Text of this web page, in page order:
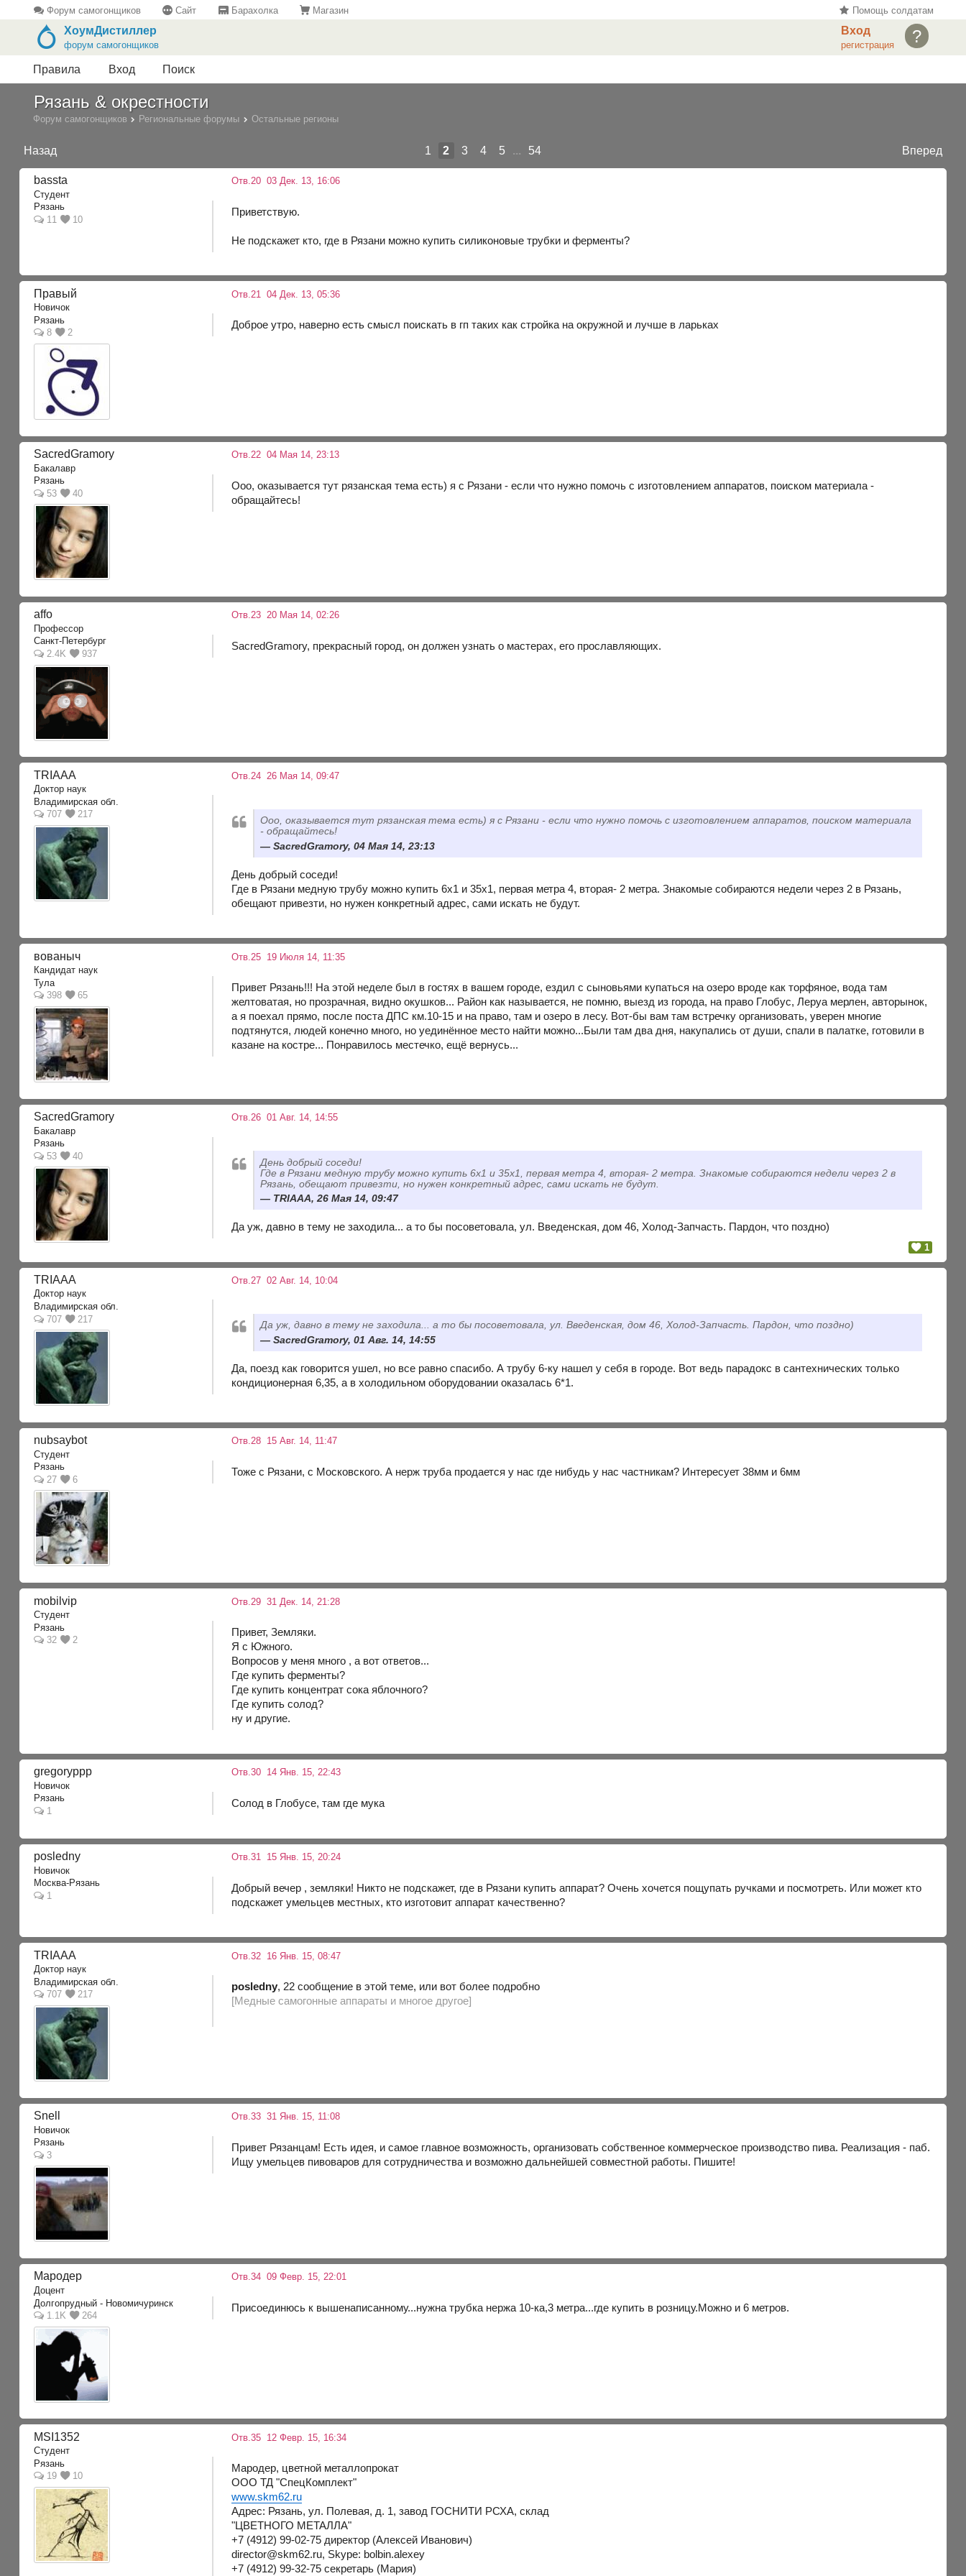
Форум самогонщиков Сайт Барахолка Магазин Помощь солдатам
?
Вход
регистрация
ХоумДистиллер
форум самогонщиков
Правила Вход Поиск
Рязань & окрестности
Форум самогонщиков Региональные форумы Остальные регионы
Назад Вперед
1 2 3 4 5 ... 54
bassta
Студент
Рязань
11
10
Отв.20 03 Дек. 13, 16:06
Приветствую.
Не подскажет кто, где в Рязани можно купить силиконовые трубки и ферменты?
Правый
Новичок
Рязань
8
2
Отв.21 04 Дек. 13, 05:36
Доброе утро, наверно есть смысл поискать в гп таких как стройка на окружной и лучше в ларьках
SacredGramory
Бакалавр
Рязань
53
40
Отв.22 04 Мая 14, 23:13
Ооо, оказывается тут рязанская тема есть) я с Рязани - если что нужно помочь с изготовлением аппаратов, поиском материала -
обращайтесь!
affo
Профессор
Санкт-Петербург
2.4K
937
Отв.23 20 Мая 14, 02:26
SacredGramory, прекрасный город, он должен узнать о мастерах, его прославляющих.
TRIAAA
Доктор наук
Владимирская обл.
707
217
Отв.24 26 Мая 14, 09:47
Ооо, оказывается тут рязанская тема есть) я с Рязани - если что нужно помочь с изготовлением аппаратов, поиском материала
- обращайтесь!
SacredGramory, 04 Мая 14, 23:13
День добрый соседи!
Где в Рязани медную трубу можно купить 6х1 и 35х1, первая метра 4, вторая- 2 метра. Знакомые собираются недели через 2 в Рязань,
обещают привезти, но нужен конкретный адрес, сами искать не будут.
вованыч
Кандидат наук
Тула
398
65
Отв.25 19 Июля 14, 11:35
Привет Рязань!!! На этой неделе был в гостях в вашем городе, ездил с сыновьями купаться на озеро вроде как торфяное, вода там
желтоватая, но прозрачная, видно окушков... Район как называется, не помню, выезд из города, на право Глобус, Леруа мерлен, авторынок,
а я поехал прямо, после поста ДПС км.10-15 и на право, там и озеро в лесу. Вот-бы вам там встречку организовать, уверен многие
подтянутся, людей конечно много, но уединённое место найти можно...Были там два дня, накупались от души, спали в палатке, готовили в
казане на костре... Понравилось местечко, ещё вернусь...
SacredGramory
Бакалавр
Рязань
53
40
Отв.26 01 Авг. 14, 14:55
День добрый соседи!
Где в Рязани медную трубу можно купить 6х1 и 35х1, первая метра 4, вторая- 2 метра. Знакомые собираются недели через 2 в
Рязань, обещают привезти, но нужен конкретный адрес, сами искать не будут.
TRIAAA, 26 Мая 14, 09:47
Да уж, давно в тему не заходила... а то бы посоветовала, ул. Введенская, дом 46, Холод-Запчасть. Пардон, что поздно)
1
TRIAAA
Доктор наук
Владимирская обл.
707
217
Отв.27 02 Авг. 14, 10:04
Да уж, давно в тему не заходила... а то бы посоветовала, ул. Введенская, дом 46, Холод-Запчасть. Пардон, что поздно)
SacredGramory, 01 Авг. 14, 14:55
Да, поезд как говорится ушел, но все равно спасибо. А трубу 6-ку нашел у себя в городе. Вот ведь парадокс в сантехнических только
кондиционерная 6,35, а в холодильном оборудовании оказалась 6*1.
nubsaybot
Студент
Рязань
27
6
Отв.28 15 Авг. 14, 11:47
Тоже с Рязани, с Московского. А нерж труба продается у нас где нибудь у нас частникам? Интересует 38мм и 6мм
mobilvip
Студент
Рязань
32
2
Отв.29 31 Дек. 14, 21:28
Привет, Земляки.
Я с Южного.
Вопросов у меня много , а вот ответов...
Где купить ферменты?
Где купить концентрат сока яблочного?
Где купить солод?
ну и другие.
gregoryppp
Новичок
Рязань
1
Отв.30 14 Янв. 15, 22:43
Солод в Глобусе, там где мука
posledny
Новичок
Москва-Рязань
1
Отв.31 15 Янв. 15, 20:24
Добрый вечер , земляки! Никто не подскажет, где в Рязани купить аппарат? Очень хочется пощупать ручками и посмотреть. Или может кто
подскажет умельцев местных, кто изготовит аппарат качественно?
TRIAAA
Доктор наук
Владимирская обл.
707
217
Отв.32 16 Янв. 15, 08:47
posledny, 22 сообщение в этой теме, или вот более подробно
[Медные самогонные аппараты и многое другое]
Snell
Новичок
Рязань
3
Отв.33 31 Янв. 15, 11:08
Привет Рязанцам! Есть идея, и самое главное возможность, организовать собственное коммерческое производство пива. Реализация - паб.
Ищу умельцев пивоваров для сотрудничества и возможно дальнейшей совместной работы. Пишите!
Мародер
Доцент
Долгопрудный - Новомичуринск
1.1K
264
Отв.34 09 Февр. 15, 22:01
Присоединюсь к вышенаписанному...нужна трубка нержа 10-ка,3 метра...где купить в розницу.Можно и 6 метров.
MSI1352
Студент
Рязань
19
10
Отв.35 12 Февр. 15, 16:34
Мародер, цветной металлопрокат
ООО ТД "СпецКомплект"
www.skm62.ru
Адрес: Рязань, ул. Полевая, д. 1, завод ГОСНИТИ РСХА, склад
"ЦВЕТНОГО МЕТАЛЛА"
+7 (4912) 99-02-75 директор (Алексей Иванович)
director@skm62.ru, Skype: bolbin.alexey
+7 (4912) 99-32-75 секретарь (Мария)